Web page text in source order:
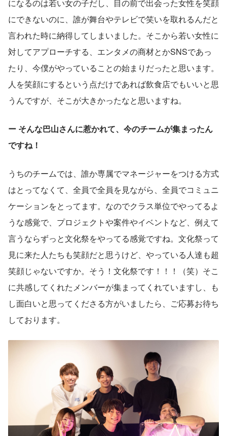
になるのは若い女の子だし、目の前で出会った女性を笑顔
にできないのに、誰が舞台やテレビで笑いを取れるんだと
言われた時に納得してしまいました。そこから若い女性に
対してアプローチする、エンタメの商材とかSNSであっ
たり、今僕がやっていることの始まりだったと思います。
人を笑顔にするという点だけであれば飲食店でもいいと思
うんですが、そこが大きかったなと思いますね。
ー そんな巴山さんに惹かれて、今のチームが集まったん
ですね！
うちのチームでは、誰か専属でマネージャーをつける方式
はとってなくて、全員で全員を見ながら、全員でコミュニ
ケーションをとってます。なのでクラス単位でやってるよ
うな感覚で、プロジェクトや案件やイベントなど、例えて
言うならずっと文化祭をやってる感覚ですね。文化祭って
見に来た人たちも笑顔だと思うけど、やっている人達も超
笑顔じゃないですか。そう！文化祭です！！！（笑）そこ
に共感してくれたメンバーが集まってくれていますし、も
し面白いと思ってくださる方がいましたら、ご応募お待ち
しております。